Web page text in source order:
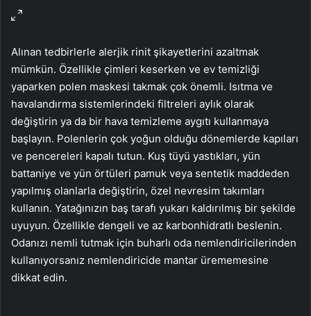
Alınan tedbirlerle alerjik rinit şikayetlerini azaltmak
mümkün. Özellikle çimleri keserken ve ev temizliği
yaparken polen maskesi takmak çok önemli. Isıtma ve
havalandırma sistemlerindeki filtreleri aylık olarak
değiştirin ya da bir hava temizleme aygıtı kullanmaya
başlayın. Polenlerin çok yoğun olduğu dönemlerde kapıları
ve pencereleri kapalı tutun. Kuş tüyü yastıkları, yün
battaniye ve yün örtüleri pamuk veya sentetik maddeden
yapılmış olanlarla değiştirin, özel nevresim takımları
kullanın. Yatağınızın baş tarafı yukarı kaldırılmış bir şekilde
uyuyun. Özellikle dengeli ve az karbonhidratlı beslenin.
Odanızı nemli tutmak için buharlı oda nemlendiricilerinden
kullanıyorsanız nemlendiricide mantar ürememesine
dikkat edin.